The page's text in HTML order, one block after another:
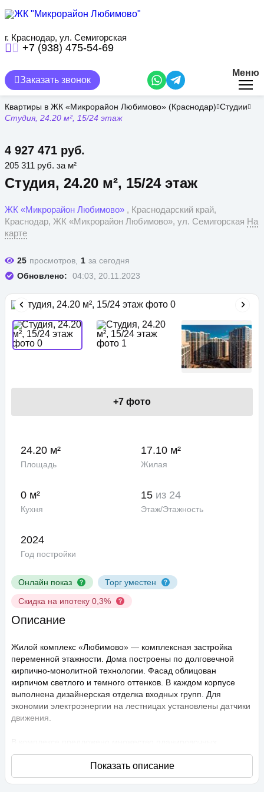
содержанию
г. Краснодар, ул. Семигорская
+7 (938) 475-54-69
Заказать звонок
Меню
Квартиры в ЖК «Микрорайон Любимово» (Краснодар) Студии
Студия, 24.20 м², 15/24 этаж
Студия, 24.20 м², 15/24 этаж
4 927 471 руб.
ЖК «Микрорайон Любимово» , Краснодарский край,
Краснодар, ЖК «Микрорайон Любимово», ул. Семигорская На
карте
205 311 руб. за м²
25 просмотров, 1 за сегодня
Обновлено:
04:03, 20.11.2023
Онлайн показ
Торг уместен
Скидка на ипотеку 0,3%
+7 фото
24.20 м²
Площадь
17.10 м²
Жилая
0 м²
Кухня
15 из 24
Этаж/Этажность
2024
Год постройки
Описание
Жилой комплекс «Любимово» — комплексная застройка
переменной этажности. Дома построены по долговечной
кирпично-монолитной технологии. Фасад облицован
кирпичом светлого и темного оттенков. В каждом корпусе
выполнена дизайнерская отделка входных групп. Для
экономии электроэнергии на лестницах установлены датчики
движения.
решений: в наличии квартиры, как классического типа, так и
европланировки. Они сдаются с подчистовой отделкой,
высота потолков составляет 2,75 метра. В квартирах